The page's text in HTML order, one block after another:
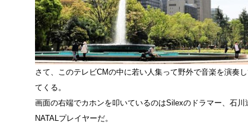
さて、このテレビCMの中に若い人集って野外で音楽を演奏
てくる。
画面の右端でカホンを叩いているのはSilexのドラマー、石川
NATALプレイヤーだ。